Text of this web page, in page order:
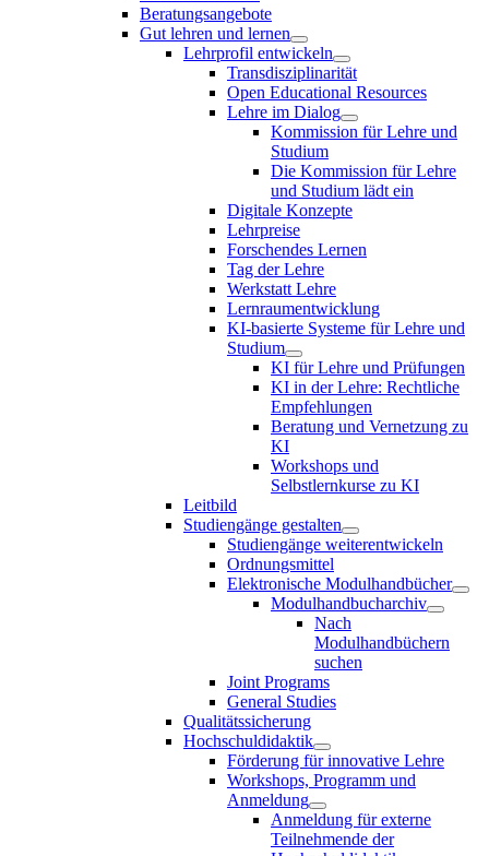
Beratungsangebote
Gut lehren und lernen
Lehrprofil entwickeln
Transdisziplinarität
Open Educational Resources
Lehre im Dialog
Kommission für Lehre und
Studium
Die Kommission für Lehre
und Studium lädt ein
Digitale Konzepte
Lehrpreise
Forschendes Lernen
Tag der Lehre
Werkstatt Lehre
Lernraumentwicklung
KI-basierte Systeme für Lehre und
Studium
KI für Lehre und Prüfungen
KI in der Lehre: Rechtliche
Empfehlungen
Beratung und Vernetzung zu
KI
Workshops und
Selbstlernkurse zu KI
Leitbild
Studiengänge gestalten
Studiengänge weiterentwickeln
Ordnungsmittel
Elektronische Modulhandbücher
Modulhandbucharchiv
Nach
Modulhandbüchern
suchen
Joint Programs
General Studies
Qualitätssicherung
Hochschuldidaktik
Förderung für innovative Lehre
Workshops, Programm und
Anmeldung
Anmeldung für externe
Teilnehmende der